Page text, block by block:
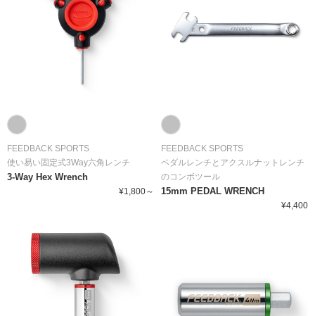
FEEDBACK SPORTS
使い易い固定式3Way六角レンチ
3-Way Hex Wrench
¥1,800～
FEEDBACK SPORTS
ペダルレンチとアクスルナットレンチ
のコンボツール
15mm PEDAL WRENCH
¥4,400